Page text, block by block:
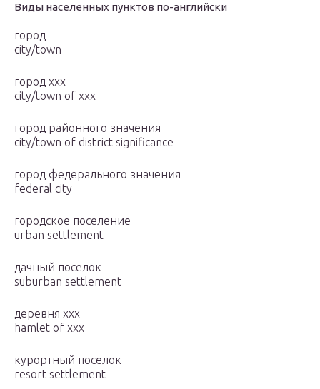
Виды населенных пунктов по-английски
город
city/town
город xxx
city/town of xxx
город районного значения
city/town of district significance
город федерального значения
federal city
городское поселение
urban settlement
дачный поселок
suburban settlement
деревня xxx
hamlet of xxx
курортный поселок
resort settlement